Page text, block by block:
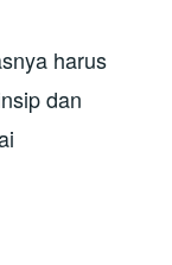
harus
dan